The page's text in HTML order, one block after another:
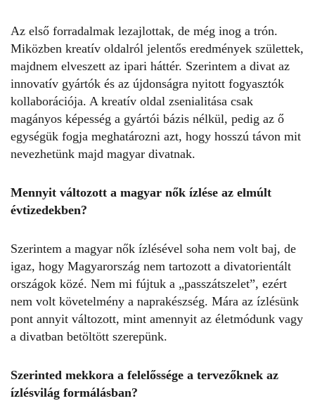
Az első forradalmak lezajlottak, de még inog a trón.
Miközben kreatív oldalról jelentős eredmények születtek,
majdnem elveszett az ipari háttér. Szerintem a divat az
innovatív gyártók és az újdonságra nyitott fogyasztók
kollaborációja. A kreatív oldal zsenialitása csak
magányos képesség a gyártói bázis nélkül, pedig az ő
egységük fogja meghatározni azt, hogy hosszú távon mit
nevezhetünk majd magyar divatnak.
Mennyit változott a magyar nők ízlése az elmúlt
évtizedekben?
Szerintem a magyar nők ízlésével soha nem volt baj, de
igaz, hogy Magyarország nem tartozott a divatorientált
országok közé. Nem mi fújtuk a „passzátszelet”, ezért
nem volt követelmény a naprakészség. Mára az ízlésünk
pont annyit változott, mint amennyit az életmódunk vagy
a divatban betöltött szerepünk.
Szerinted mekkora a felelőssége a tervezőknek az
ízlésvilág formálásban?